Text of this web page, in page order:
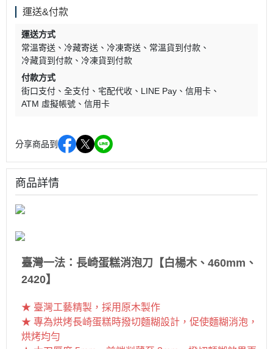
運送&付款
運送方式
常溫寄送
冷藏寄送 冷凍寄送
常溫貨到付款
冷藏貨到付款
冷凍貨到付款
付款方式
街口支付
全支付 宅配代收 LINE Pay
信用卡
ATM 虛擬帳號
信用卡
分享商品到
商品詳情
臺灣一法：長崎蛋糕消泡刀【白楊木、460mm、
2420】
★ 臺灣工藝精製，採用原木製作
★ 專為烘烤長崎蛋糕時撥切麵糊設計，促使麵糊消泡，
烘烤均勻